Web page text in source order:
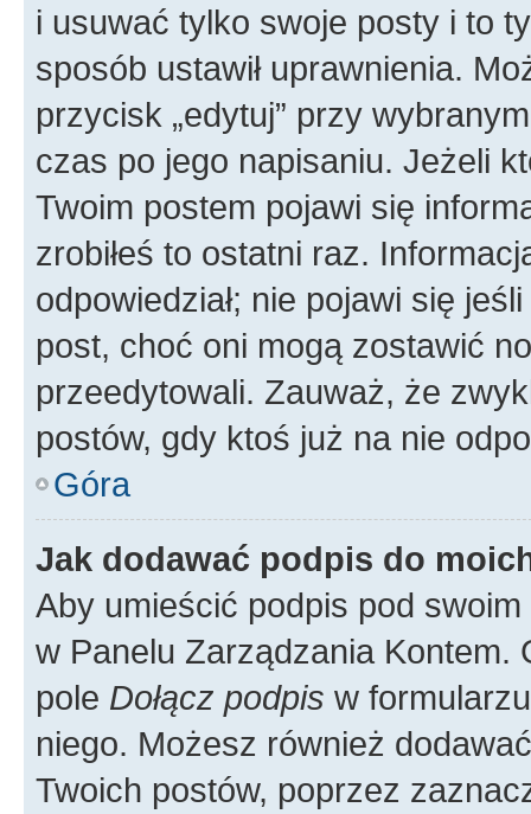
i usuwać tylko swoje posty i to
sposób ustawił uprawnienia.
przycisk „edytuj” przy
czas po jego napisaniu. Jeżeli
Twoim postem pojawi się
zrobiłeś to ostatni raz.
odpowiedział; nie pojawi się
post, choć oni mogą zostawić
przeedytowali. Zauważ, że
postów, gdy ktoś już na nie
Góra
Jak dodawać podpis do
Aby umieścić podpis pod
w Panelu Zarządzania
pole Dołącz podpis w
niego. Możesz również
Twoich postów, poprzez